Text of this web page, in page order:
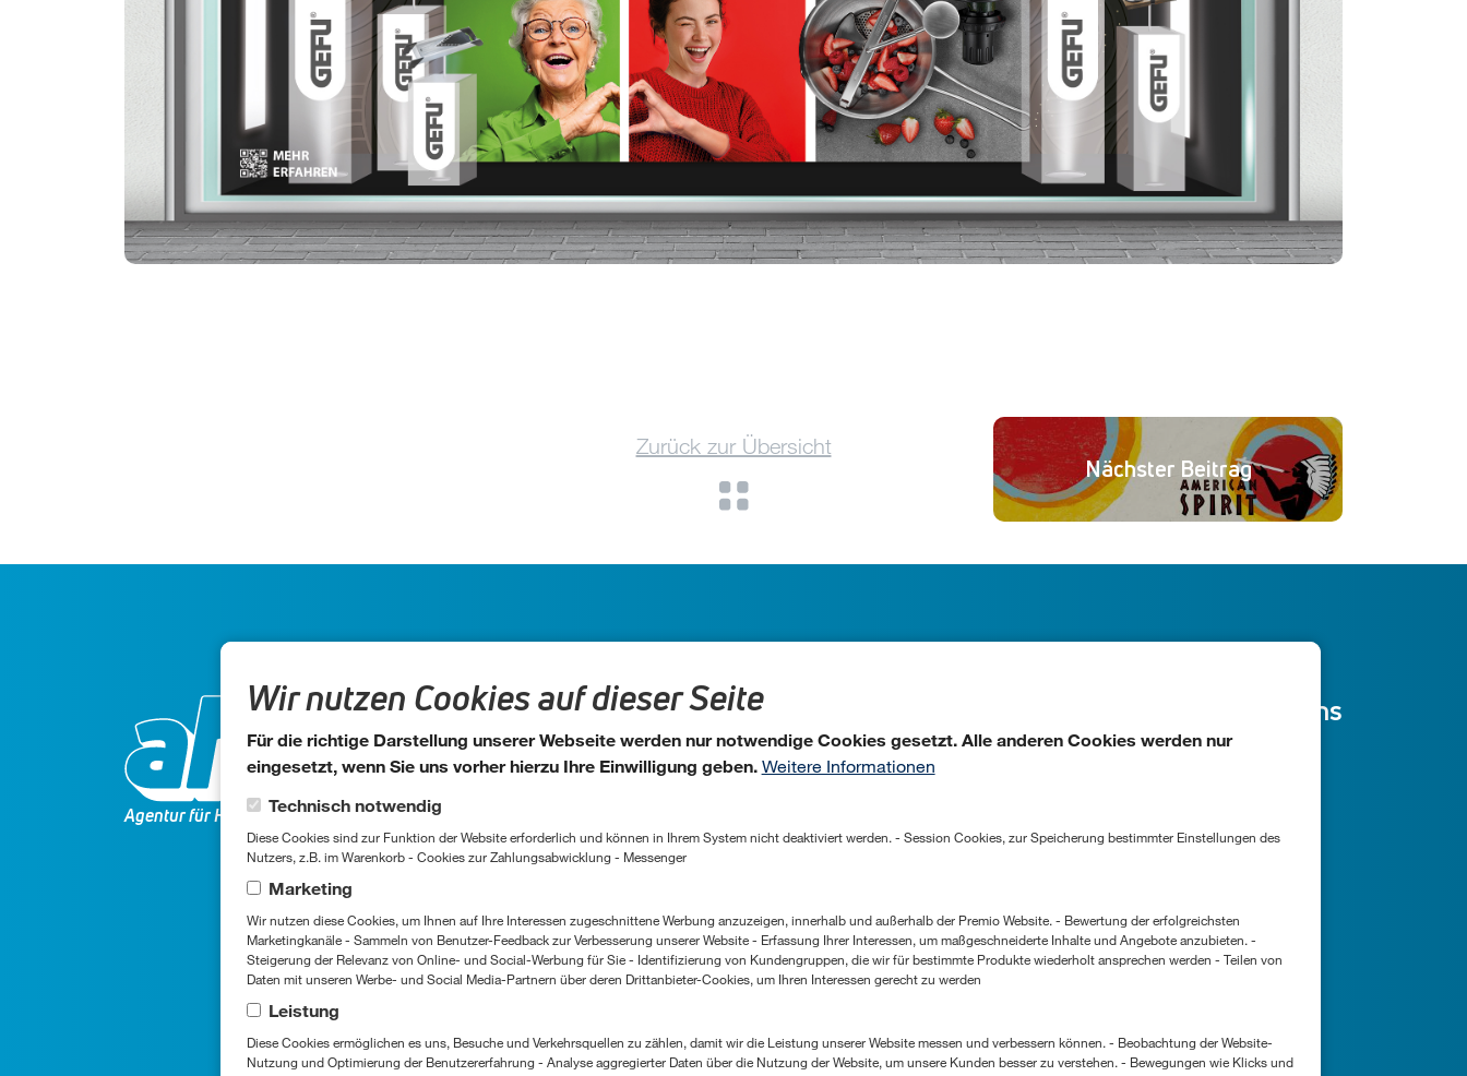
Zurück zur Übersicht
Agentur für Handelsmarketing GmbH
Standort
Widdersdorfer Str. 399, 50933 Köln
So erreichen Sie uns
aha@aha.biz
+49 (0) 221 947 13 - 0
Handelsmarketing
Events
Folgen Sie uns
Facebook
Wir nutzen Cookies auf dieser Seite
Für die richtige Darstellung unserer Webseite werden nur notwendige Cookies gesetzt. Alle anderen Cookies werden nur
eingesetzt, wenn Sie uns vorher hierzu Ihre Einwilligung geben. Weitere Informationen
Cookie-Kategorien
Technisch notwendig
Diese Cookies sind zur Funktion der Website erforderlich und können in Ihrem System nicht deaktiviert werden. - Session Cookies, zur Speicherung bestimmter Einstellungen des
Nutzers, z.B. im Warenkorb - Cookies zur Zahlungsabwicklung - Messenger
Marketing
Wir nutzen diese Cookies, um Ihnen auf Ihre Interessen zugeschnittene Werbung anzuzeigen, innerhalb und außerhalb der Premio Website. - Bewertung der erfolgreichsten
Marketingkanäle - Sammeln von Benutzer-Feedback zur Verbesserung unserer Website - Erfassung Ihrer Interessen, um maßgeschneiderte Inhalte und Angebote anzubieten. -
Steigerung der Relevanz von Online- und Social-Werbung für Sie - Identifizierung von Kundengruppen, die wir für bestimmte Produkte wiederholt ansprechen werden - Teilen von
Daten mit unseren Werbe- und Social Media-Partnern über deren Drittanbieter-Cookies, um Ihren Interessen gerecht zu werden
Leistung
Diese Cookies ermöglichen es uns, Besuche und Verkehrsquellen zu zählen, damit wir die Leistung unserer Website messen und verbessern können. - Beobachtung der Website-
Nutzung und Optimierung der Benutzererfahrung - Analyse aggregierter Daten über die Nutzung der Website, um unsere Kunden besser zu verstehen. - Bewegungen wie Klicks und